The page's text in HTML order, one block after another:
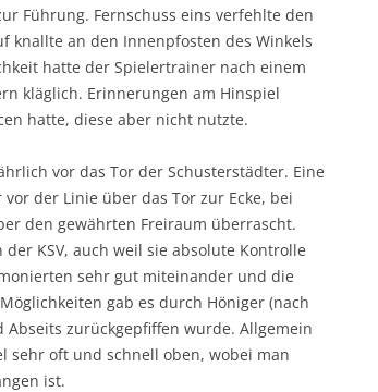
Führung. Fernschuss eins verfehlte den
knallte an den Innenpfosten des Winkels
hatte der Spielertrainer nach einem
kläglich. Erinnerungen am Hinspiel
hatte, diese aber nicht nutzte.
vor das Tor der Schusterstädter. Eine
der Linie über das Tor zur Ecke, bei
den gewährten Freiraum überrascht.
KSV, auch weil sie absolute Kontrolle
sehr gut miteinander und die
gab es durch Höniger (nach
zurückgepfiffen wurde. Allgemein
sehr oft und schnell oben, wobei man
ist.